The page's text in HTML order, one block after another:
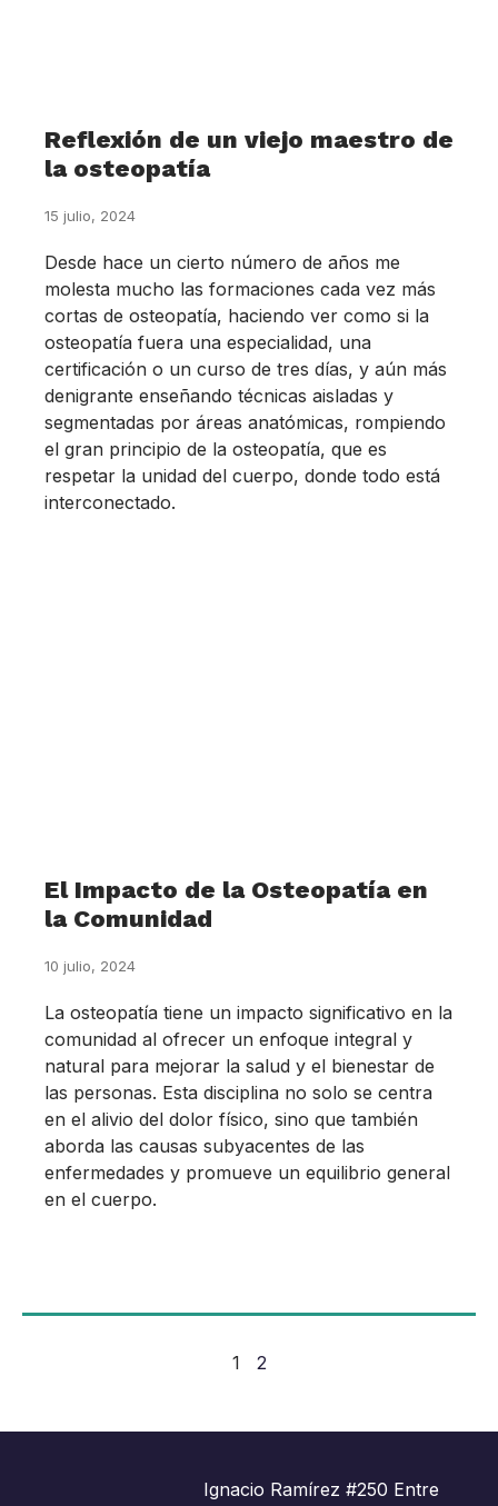
Reflexión de un viejo maestro de
la osteopatía
15 julio, 2024
Desde hace un cierto número de años me
molesta mucho las formaciones cada vez más
cortas de osteopatía, haciendo ver como si la
osteopatía fuera una especialidad, una
certificación o un curso de tres días, y aún más
denigrante enseñando técnicas aisladas y
segmentadas por áreas anatómicas, rompiendo
el gran principio de la osteopatía, que es
respetar la unidad del cuerpo, donde todo está
interconectado.
El Impacto de la Osteopatía en
la Comunidad
10 julio, 2024
La osteopatía tiene un impacto significativo en la
comunidad al ofrecer un enfoque integral y
natural para mejorar la salud y el bienestar de
las personas. Esta disciplina no solo se centra
en el alivio del dolor físico, sino que también
aborda las causas subyacentes de las
enfermedades y promueve un equilibrio general
en el cuerpo.
1 2
Ignacio Ramírez #250 Entre